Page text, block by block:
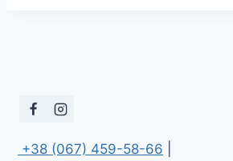
+38 (067) 459-58-66